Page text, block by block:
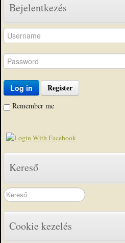
Bejelentkezés
Log in Register
Remember me
Kereső
Search
...
Cookie kezelés